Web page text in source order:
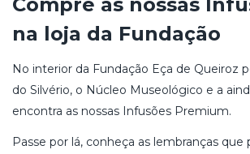
na loja da Fundação
No interior da Fundação Eça de Queiroz
do Silvério, o Núcleo Museológico e a
encontra as nossas Infusões Premium.
Passe por lá, conheça as lembranças que